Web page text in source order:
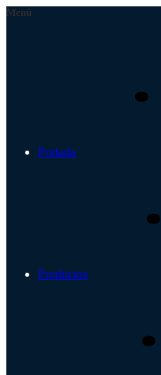
Menú
Portada
Productos